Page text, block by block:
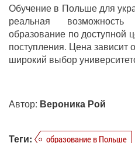
Обучение в Польше для
реальная возможность
образование по доступной
поступления. Цена зависит
широкий выбор
Автор: Вероника Рой
Теги: образование в Польше